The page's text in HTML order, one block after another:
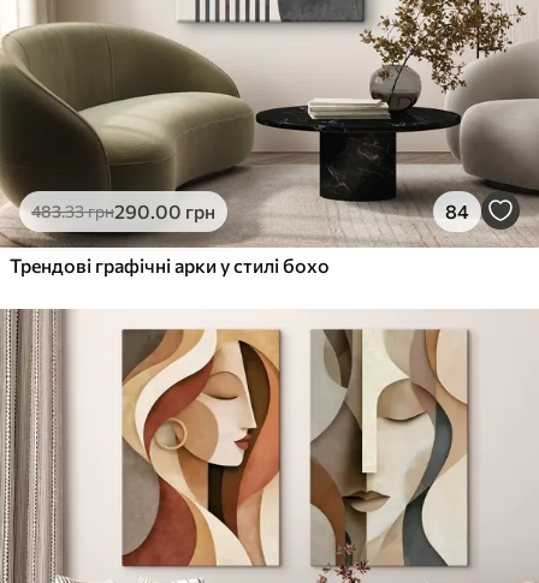
483.33грн290.00 грн 84
Трендові графічні арки у стилі бохо